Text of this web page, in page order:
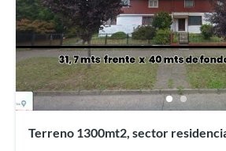
Terreno 1300mt2, sector